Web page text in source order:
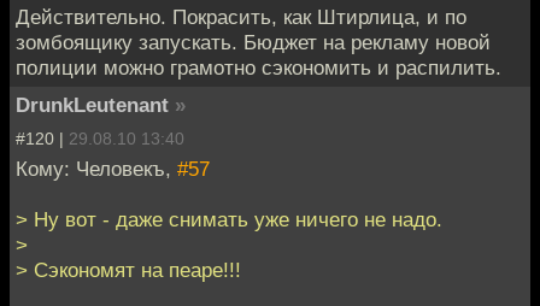
Действительно. Покрасить, как Штирлица, и по
зомбоящику запускать. Бюджет на рекламу новой
полиции можно грамотно сэкономить и распилить.
DrunkLeutenant »
#120 | 29.08.10 13:40
Кому: Человекъ, #57
> Ну вот - даже снимать уже ничего не надо.
>
> Сэкономят на пеаре!!!